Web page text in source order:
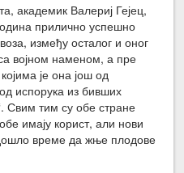
академик Валериј Гејец,
прилично успешно
између осталог и оног
војном наменом, а пре
је она још од
испорука из бивших
Свим тим су обе стране
имају корист, али нови
време да жње плодове